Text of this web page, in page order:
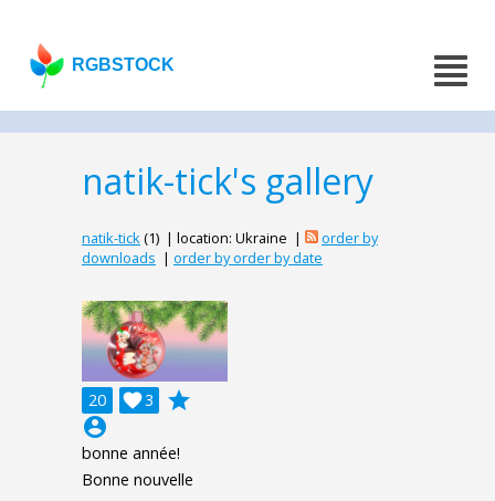
RGBSTOCK
natik-tick's gallery
natik-tick(1) | location: Ukraine |
order by
downloads | order by order by date
20 3

grade
account_circle
bonne année!
Bonne nouvelle